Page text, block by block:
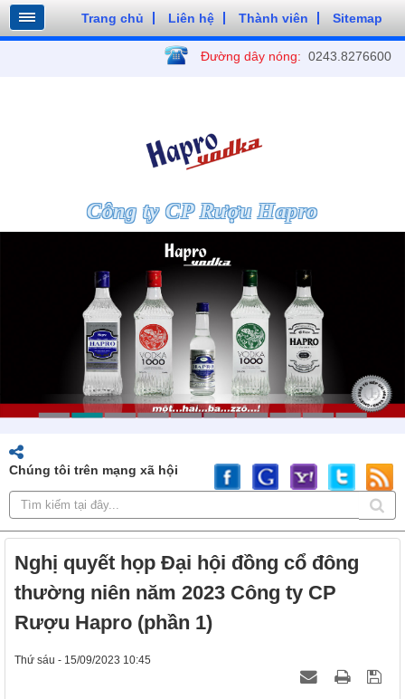
Trang chủ Liên hệ Thành viên Sitemap
Đường dây nóng: 0243.8276600
Công ty CP Rượu Hapro
Chúng tôi trên mạng xã hội
Nghị quyết họp Đại hội đồng cổ đông
thường niên năm 2023 Công ty CP
Rượu Hapro (phần 1)
Thứ sáu - 15/09/2023 10:45